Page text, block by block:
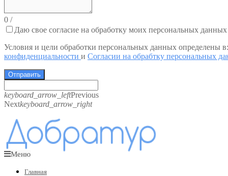
0 /
Даю свое согласие на обработку моих персональных данных
Условия и цели обработки персональных данных определены
конфиденциальности и Согласии на обрабтку персональных
Отправить
keyboard_arrow_leftPrevious
Nextkeyboard_arrow_right
Меню
Главная